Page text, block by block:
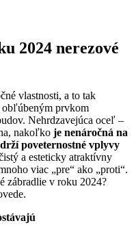
2024 nerezové
vlastnosti, a to tak
obľúbeným prvkom
Nehrdzavejúca oceľ –
nakoľko je nenáročná na
poveternostné vplyvy
a esteticky atraktívny
viac „pre“ ako „proti“.
zábradlie v roku 2024?